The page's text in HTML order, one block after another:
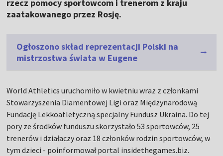
rzecz pomocy sportowcom i trenerom z kraju
zaatakowanego przez Rosję.
Ogłoszono skład reprezentacji Polski na
mistrzostwa świata w Eugene
World Athletics uruchomiło w kwietniu wraz z członkami
Stowarzyszenia Diamentowej Ligi oraz Międzynarodową
Fundację Lekkoatletyczną specjalny Fundusz Ukraina. Do tej
pory ze środków funduszu skorzystało 53 sportowców, 25
trenerów i działaczy oraz 18 członków rodzin sportowców, w
tym dzieci - poinformował portal insidethegames.biz.